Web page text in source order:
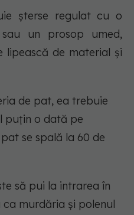
șterse regulat cu o
un prosop umed,
lipească de material și
de pat, ea trebuie
puțin o dată pe
se spală la 60 de
să pui la intrarea în
murdăria și polenul